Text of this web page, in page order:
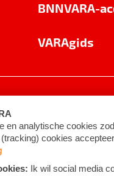
BNNVARA-
VARAgids
©2026